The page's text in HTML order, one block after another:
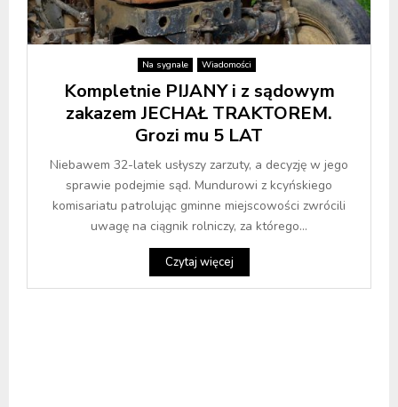
Na sygnale Wiadomości
Kompletnie PIJANY i z sądowym
zakazem JECHAŁ TRAKTOREM.
Grozi mu 5 LAT
Niebawem 32-latek usłyszy zarzuty, a decyzję w jego
sprawie podejmie sąd. Mundurowi z kcyńskiego
komisariatu patrolując gminne miejscowości zwrócili
uwagę na ciągnik rolniczy, za którego...
Czytaj więcej